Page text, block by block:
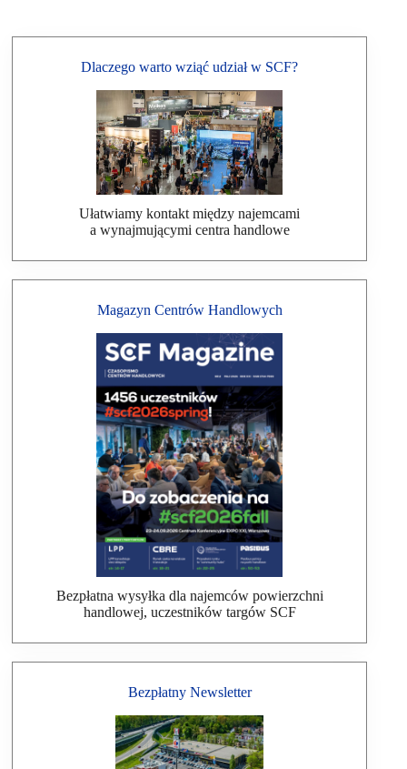
Dlaczego warto wziąć udział w SCF?
Ułatwiamy kontakt między najemcami
a wynajmującymi centra handlowe
Magazyn Centrów Handlowych
Bezpłatna wysyłka dla najemców powierzchni
handlowej, uczestników targów SCF
Bezpłatny Newsletter